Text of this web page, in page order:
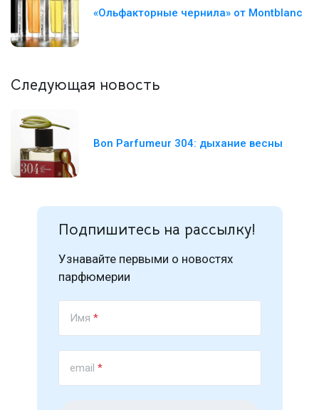
«Ольфакторные чернила» от Montblanc
Следующая новость
Bon Parfumeur 304: дыхание весны
Подпишитесь на рассылку!
Узнавайте первыми о новостях
парфюмерии
Имя *
email *